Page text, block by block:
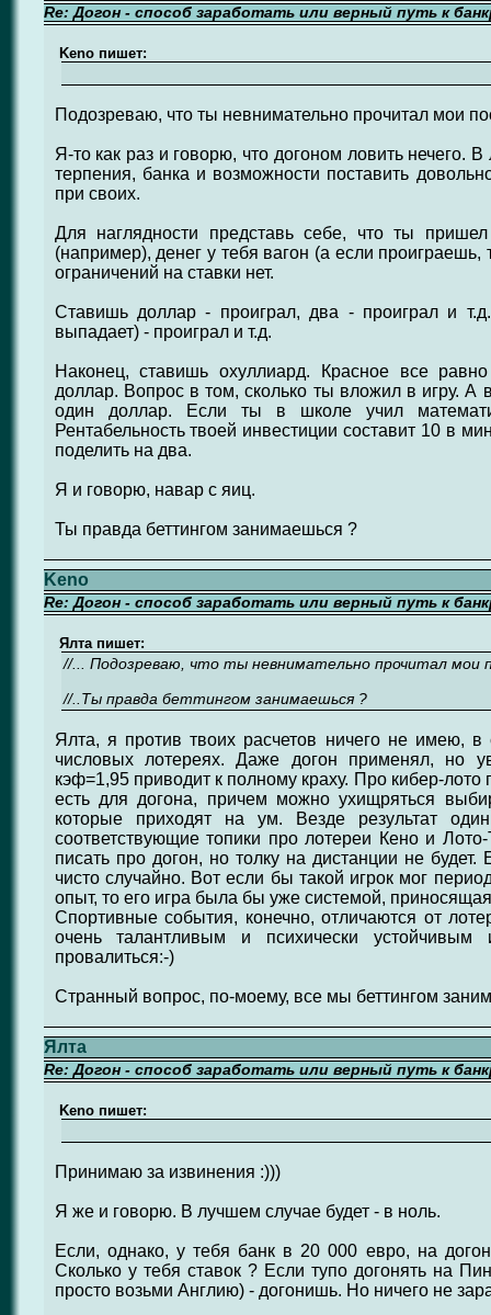
Re: Догон - способ заработать или верный путь к
Keno пишет:
Подозреваю, что ты невнимательно прочитал мои
Я-то как раз и говорю, что догоном ловить нечего.
терпения, банка и возможности поставить
при своих.
Для наглядности представь себе, что ты
(например), денег у тебя вагон (а если
ограничений на ставки нет.
Ставишь доллар - проиграл, два - проиграл и
выпадает) - проиграл и т.д.
Наконец, ставишь охуллиард. Красное все
доллар. Вопрос в том, сколько ты вложил в игру.
один доллар. Если ты в школе учил
Рентабельность твоей инвестиции составит 10 в
поделить на два.
Я и говорю, навар с яиц.
Ты правда беттингом занимаешься ?
Keno
Re: Догон - способ заработать или верный путь к
Ялта пишет:
//... Подозреваю, что ты невнимательно прочитал мои
//..Ты правда беттингом занимаешься ?
Ялта, я против твоих расчетов ничего не имею,
числовых лотереях. Даже догон применял, но
кэф=1,95 приводит к полному краху. Про кибер-лото
есть для догона, причем можно ухищряться
которые приходят на ум. Везде результат
соответствующие топики про лотереи Кено и
писать про догон, но толку на дистанции не будет.
чисто случайно. Вот если бы такой игрок мог
опыт, то его игра была бы уже системой,
Спортивные события, конечно, отличаются от
очень талантливым и психически
провалиться:-)
Странный вопрос, по-моему, все мы беттингом
Ялта
Re: Догон - способ заработать или верный путь к
Keno пишет:
Принимаю за извинения :)))
Я же и говорю. В лучшем случае будет - в ноль.
Если, однако, у тебя банк в 20 000 евро, на
Сколько у тебя ставок ? Если тупо догонять на
просто возьми Англию) - догонишь. Но ничего не